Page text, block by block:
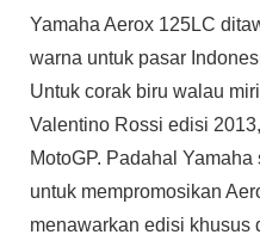
Yamaha Aerox 125LC
warna untuk pasar
Untuk corak biru walau
Valentino Rossi edisi
MotoGP. Padahal
untuk mempromosikan
menawarkan edisi khusus